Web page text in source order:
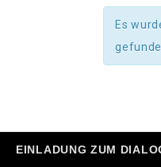
Es
EINLADUNG ZUM